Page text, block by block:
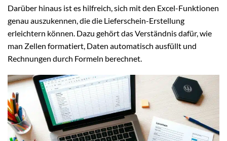
Darüber hinaus ist es hilfreich, sich mit den Excel-Funktionen
genau auszukennen, die die Lieferschein-Erstellung
erleichtern können. Dazu gehört das Verständnis dafür, wie
man Zellen formatiert, Daten automatisch ausfüllt und
Rechnungen durch Formeln berechnet.